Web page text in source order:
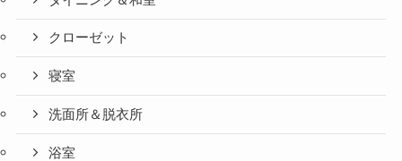
クローゼット
寝室
洗面所＆脱衣所
浴室